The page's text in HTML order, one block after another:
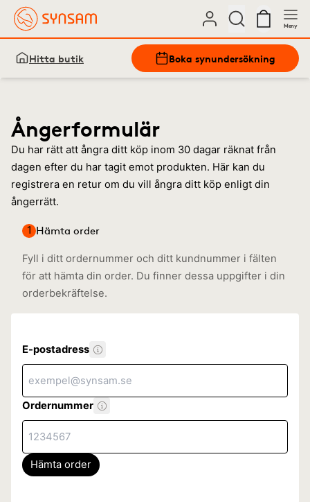
Meny
Hitta butik Boka synundersökning
Ångerformulär
Du har rätt att ångra ditt köp inom 30 dagar räknat från
dagen efter du har tagit emot produkten. Här kan du
registrera en retur om du vill ångra ditt köp enligt din
ångerrätt.
1 Hämta order
Fyll i ditt ordernummer och ditt kundnummer i fälten
för att hämta din order. Du finner dessa uppgifter i din
orderbekräftelse.
E-postadress
Ordernummer
Hämta order